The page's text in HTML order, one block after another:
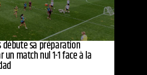
débute sa préparation
un match nul 1-1 face à la